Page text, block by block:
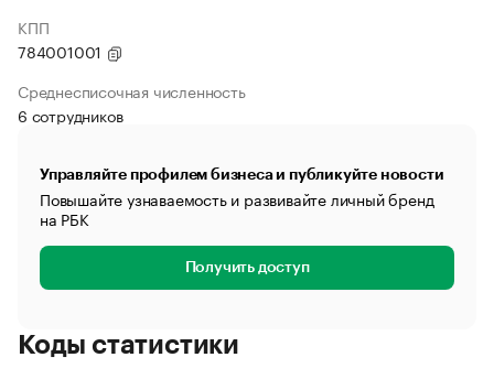
КПП
784001001
Среднесписочная численность
6 сотрудников
Управляйте профилем бизнеса и публикуйте новости
Повышайте узнаваемость и развивайте личный бренд
на РБК
Получить доступ
Коды статистики